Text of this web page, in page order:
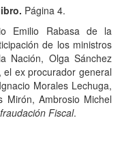
Página 4.
Emilio Rabasa de la
de los ministros
Nación, Olga Sánchez
ex procurador general
Morales Lechuga,
Ambrosio Michel
Fiscal.